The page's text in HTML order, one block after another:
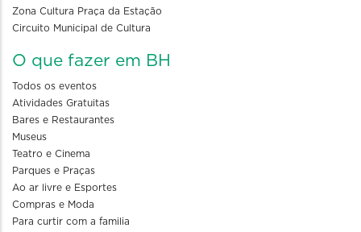
Zona Cultura Praça da Estação
Circuito Municipal de Cultura
O que fazer em BH
Todos os eventos
Atividades Gratuitas
Bares e Restaurantes
Museus
Teatro e Cinema
Parques e Praças
Ao ar livre e Esportes
Compras e Moda
Para curtir com a familia